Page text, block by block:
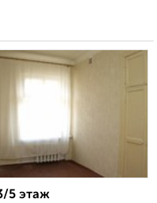
5 этаж